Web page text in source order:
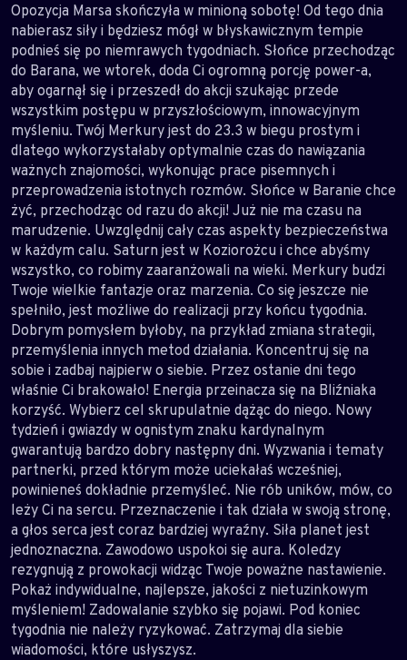
Opozycja Marsa skończyła w minioną sobotę! Od tego dnia
nabierasz siły i będziesz mógł w błyskawicznym tempie
podnieś się po niemrawych tygodniach. Słońce przechodząc
do Barana, we wtorek, doda Ci ogromną porcję power-a,
aby ogarnął się i przeszedł do akcji szukając przede
wszystkim postępu w przyszłościowym, innowacyjnym
myśleniu. Twój Merkury jest do 23.3 w biegu prostym i
dlatego wykorzystałaby optymalnie czas do nawiązania
ważnych znajomości, wykonując prace pisemnych i
przeprowadzenia istotnych rozmów. Słońce w Baranie chce
żyć, przechodząc od razu do akcji! Już nie ma czasu na
marudzenie. Uwzględnij cały czas aspekty bezpieczeństwa
w każdym calu. Saturn jest w Koziorożcu i chce abyśmy
wszystko, co robimy zaaranżowali na wieki. Merkury budzi
Twoje wielkie fantazje oraz marzenia. Co się jeszcze nie
spełniło, jest możliwe do realizacji przy końcu tygodnia.
Dobrym pomysłem byłoby, na przykład zmiana strategii,
przemyślenia innych metod działania. Koncentruj się na
sobie i zadbaj najpierw o siebie. Przez ostanie dni tego
właśnie Ci brakowało! Energia przeinacza się na Bliźniaka
korzyść. Wybierz cel skrupulatnie dążąc do niego. Nowy
tydzień i gwiazdy w ognistym znaku kardynalnym
gwarantują bardzo dobry następny dni. Wyzwania i tematy
partnerki, przed którym może uciekałaś wcześniej,
powinieneś dokładnie przemyśleć. Nie rób uników, mów, co
leży Ci na sercu. Przeznaczenie i tak działa w swoją stronę,
a głos serca jest coraz bardziej wyraźny. Siła planet jest
jednoznaczna. Zawodowo uspokoi się aura. Koledzy
rezygnują z prowokacji widząc Twoje poważne nastawienie.
Pokaż indywidualne, najlepsze, jakości z nietuzinkowym
myśleniem! Zadowalanie szybko się pojawi. Pod koniec
tygodnia nie należy ryzykować. Zatrzymaj dla siebie
wiadomości, które usłyszysz.